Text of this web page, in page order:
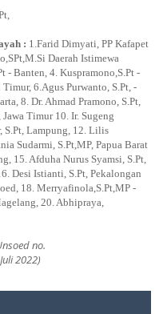
: 1.Farid Dimyati, PP Kafapet
Daerah Istimewa
- Banten, 4. Kuspramono,S.Pt -
6.Agus Purwanto, S.Pt, -
8. Dr. Ahmad Pramono, S.Pt,
Timur 10. Ir. Sugeng
S.Pt, Lampung, 12. Lilis
Sudarmi, S.Pt,MP, Papua Barat
15. Afduha Nurus Syamsi, S.Pt,
Desi Istianti, S.Pt, Pekalongan
18. Merryafinola,S.Pt,MP -
20. Abhipraya,
no.
2022)